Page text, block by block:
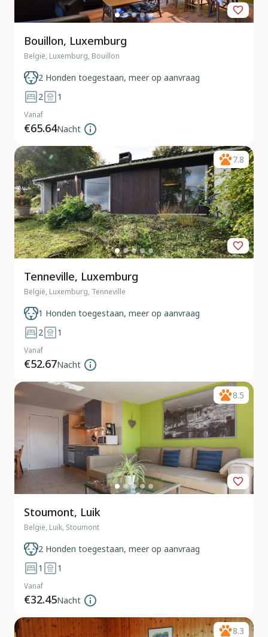
Bouillon, Luxemburg
België, Luxemburg, Bouillon
2 Honden toegestaan, meer op aanvraag
2
1
Vanaf
€65.64Nacht
7.8
Tenneville, Luxemburg
België, Luxemburg, Tenneville
1 Honden toegestaan, meer op aanvraag
2
1
Vanaf
€52.67Nacht
8.5
Stoumont, Luik
België, Luik, Stoumont
2 Honden toegestaan, meer op aanvraag
1
1
Vanaf
€32.45Nacht
8.3